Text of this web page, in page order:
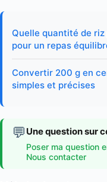
Quelle quantité de
pour un repas
Convertir 200 g en
simples et précises
💬 Une question sur
Poser ma question
Nous contacter